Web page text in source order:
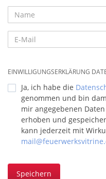
EINWILLIGUNGSERKLÄRUNG
Ja, ich habe die
genommen und bin
mir angegebenen
erhoben und
kann jederzeit mit
Speichern